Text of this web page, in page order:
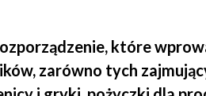
które
zarówno tych